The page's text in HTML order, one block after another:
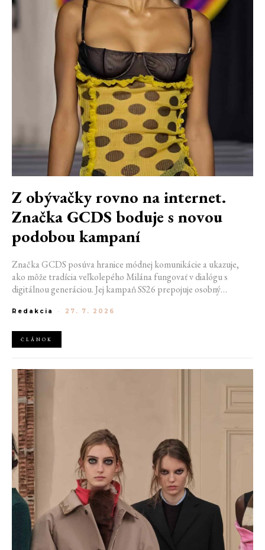
Z obývačky rovno na internet.
Značka GCDS boduje s novou
podobou kampaní
Značka GCDS posúva hranice módnej komunikácie a ukazuje,
ako môže tradícia veľkolepého Milána fungovať v dialógu s
digitálnou generáciou. Jej kampaň SS26 prepojuje osobný
spôsob, akým dnes módu vnímame a zdieľame. Zároveň
trendy a vytvárať autentické spojenie medzi módou, digitálnym
prostredím a každodenným životom mladej generácie.
Redakcia - 27. 7. 2026
ČLÁNOK